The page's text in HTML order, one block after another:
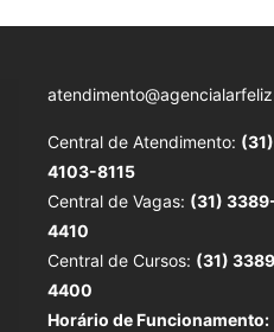
Central de Atendimento: (31)
4103-8115
Central de Vagas: (31)
4410
Central de Cursos: (31)
4400
Horário de Funcionamento: